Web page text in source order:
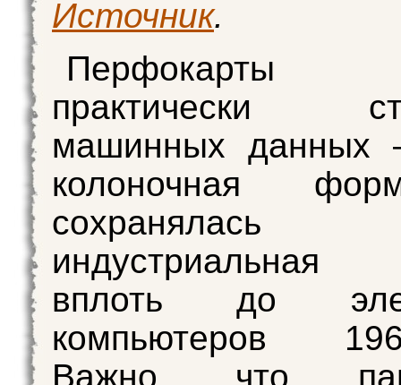
Источник.
Перфокарты
практически
машинных
колоночная
индустриальная
вплоть до
компьютеров
Важно, что